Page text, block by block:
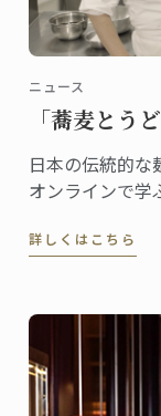
ニュース
「蕎麦とう
日本の伝統的な
オンラインで学
詳しくはこちら